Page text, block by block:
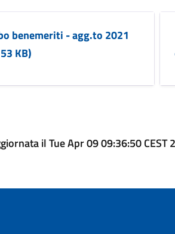
benemeriti - agg.to 2021
KB)
il Tue Apr 09 09:36:50 CEST